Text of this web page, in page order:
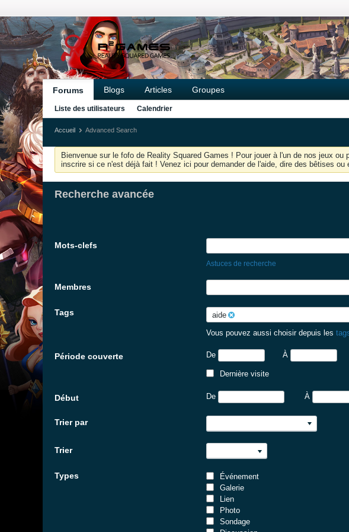
Forums Blogs Articles Groupes
Liste des utilisateurs Calendrier
Accueil Advanced Search
Bienvenue sur le fofo de Reality Squared Games ! Pour jouer à l'un de nos jeux
inscrire si ce n'est déjà fait ! Venez ici pour demander de l'aide, dire des bêtises
Recherche avancée
Mots-clefs
Astuces de recherche
Membres
Tags
aide
Vous pouvez aussi choisir depuis les
Période couverte De À
Dernière visite
Début De À
Trier par
Trier
Types
Événement
Galerie
Lien
Photo
Sondage